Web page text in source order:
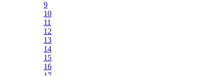
9
10
11
12
13
14
15
16